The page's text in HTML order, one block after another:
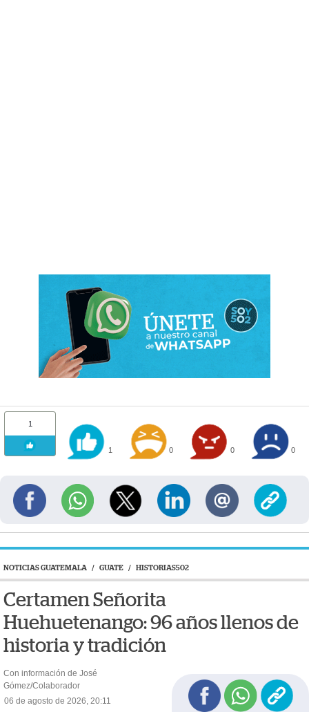
1
1 0 0 0
NOTICIAS GUATEMALA / GUATE / HISTORIAS502
Certamen Señorita
Huehuetenango: 96 años llenos de
historia y tradición
Con información de José
Gómez/Colaborador
06 de agosto de 2026, 20:11